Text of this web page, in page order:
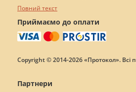
Повний текст
Приймаємо до оплати
Copyright © 2014-2026 «Протокол». Всі
Партнери